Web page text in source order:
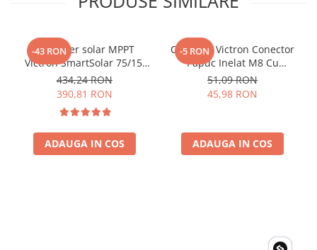
-43 RON
Controler solar MPPT
Victron SmartSolar 75/15,
15A 12V/24V, cu Bluetooth
integrat
434,24 RON
390,81 RON
ADAUGA IN COS
-5 RON
Conector Victron Conector
Papuc Inelat M8 Cu
Siguranta Fuzibila Ato De
30A Bpc900110014 M8,
siguranta (BPC900110014)
51,09 RON
45,98 RON
ADAUGA IN COS